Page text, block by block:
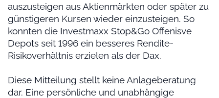
auszusteigen aus Aktienmärkten oder später zu
günstigeren Kursen wieder einzusteigen. So
konnten die Investmaxx Stop&Go Offenisve
Depots seit 1996 ein besseres Rendite-
Risikoverhältnis erzielen als der Dax.
Diese Mitteilung stellt keine Anlageberatung
dar. Eine persönliche und unabhängige